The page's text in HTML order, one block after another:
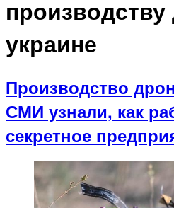
украине
Производство
СМИ узнали, как
секретное